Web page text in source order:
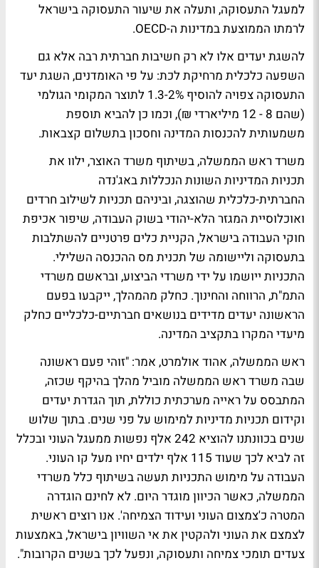
למעגל התעסוקה, ותעלה את שיעור התעסוקה בישראל
לרמתו הממוצעת במדינות ה-OECD.
להשגת יעדים אלו לא רק חשיבות חברתית רבה אלא גם
השפעה כלכלית מרחיקת לכת: על פי האומדנים, השגת יעד
התעסוקה צפויה להוסיף 1.3-2% לתוצר המקומי הגולמי
(שהם 8 - 12 מיליארדי ₪), וכמו כן להביא תוספת
משמעותית להכנסות המדינה וחסכון בתשלום קצבאות.
משרד ראש הממשלה, בשיתוף משרד האוצר, ילוו את
תכניות המדיניות השונות הנכללות באג'נדה
החברתית-כלכלית שהוצגה, וביניהם תכניות לשילוב חרדים
ואוכלוסיית המגזר הלא-יהודי בשוק העבודה, שיפור אכיפת
חוקי העבודה בישראל, הקניית כלים פרטניים להשתלבות
בתעסוקה וליישומה של תכנית מס ההכנסה השלילי.
התכניות ייושמו על ידי משרדי הביצוע, ובראשם משרדי
התמ"ת, הרווחה והחינוך. כחלק מהמהלך, ייקבעו בפעם
הראשונה יעדים מדידים בנושאים חברתיים-כלכליים כחלק
מיעדי המקרו בתקציב המדינה.
ראש הממשלה, אהוד אולמרט, אמר: "זוהי פעם ראשונה
שבה משרד ראש הממשלה מוביל מהלך בהיקף שכזה,
המתבסס על ראייה מערכתית כוללת, תוך הגדרת יעדים
וקידום תכניות מדיניות למימוש על פני שנים. בתוך שלוש
שנים בכוונתנו להוציא 242 אלף נפשות ממעגל העוני ובכלל
זה לביא לכך שעוד 115 אלף ילדים יחיו מעל קו העוני.
העבודה על מימוש התכניות תעשה בשיתוף כלל משרדי
הממשלה, כאשר הכיוון מוגדר היום. לא לחינם הוגדרה
המטרה כ'צמצום העוני ועידוד הצמיחה'. אנו רוצים ראשית
לצמצם את העוני ולהקטין את אי השוויון בישראל, באמצעות
צעדים תומכי צמיחה ותעסוקה, ונפעל לכך בשנים הקרובות".